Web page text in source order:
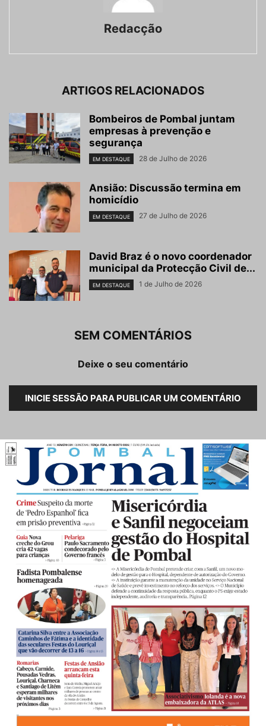
Redacção
ARTIGOS RELACIONADOS
Bombeiros de Pombal juntam
empresas à prevenção e
segurança
EM DESTAQUE 28 de Julho de 2026
Ansião: Discussão termina em
homicídio
EM DESTAQUE 27 de Julho de 2026
David Braz é o novo coordenador
municipal da Protecção Civil de...
EM DESTAQUE 1 de Julho de 2026
SEM COMENTÁRIOS
Deixe o seu comentário
INICIE SESSÃO PARA PUBLICAR UM COMENTÁRIO